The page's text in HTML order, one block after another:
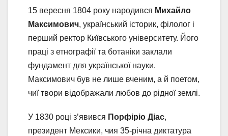
15 вересня 1804 року народився Михайло
Максимович, український історик, філолог і
перший ректор Київського університету. Його
праці з етнографії та ботаніки заклали
фундамент для української науки.
Максимович був не лише вченим, а й поетом,
чиї твори відображали любов до рідної землі.
У 1830 році з’явився Порфіріо Діас,
президент Мексики, чия 35-річна диктатура